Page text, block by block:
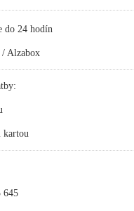
do 24 hodín
Alzabox
kartou
645